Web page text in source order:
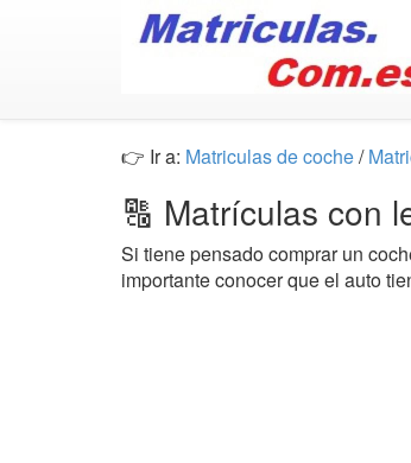
👉 Ir a: Matriculas de coche/
🔠 Matrículas con
Si tiene pensado comprar un
importante conocer que el auto